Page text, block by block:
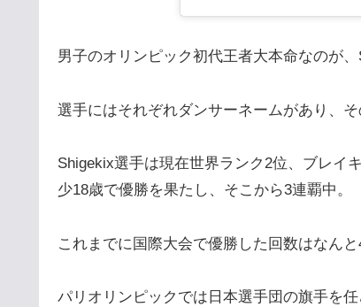
男子のオリンピック初代王者大本命なのが
選手にはそれぞれダンサーネームがあり、そ
Shigekix選手は現在世界ランク2位、ブレイ
少18歳で優勝を果たし、そこから3連覇中。
これまでに国際大会で優勝した回数はなんと
パリオリンピックでは日本選手団の旗手を